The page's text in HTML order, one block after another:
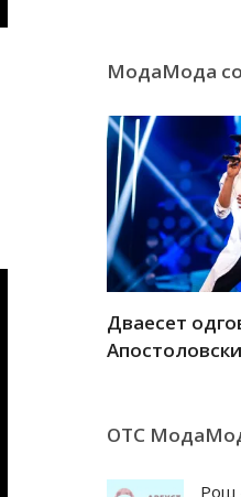
МодаМода со
Дваесет
ОТС
Рош